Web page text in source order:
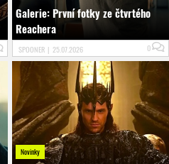
Galerie: První fotky ze čtvrtého
Reachera
SPOONER | 25.07.2026 0
Novinky